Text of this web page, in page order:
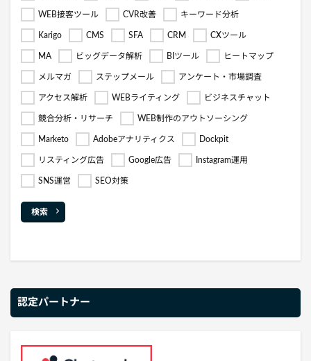
WEB接客ツール CVR改善 キーワード分析
Karigo CMS SFA CRM CXツール
MA ビッグデータ解析 BIツール ヒートマップ
メルマガ ステップメール アンケート・市場調査
アクセス解析 WEBライティング ビジネスチャット
競合分析・リサーチ WEB制作のアウトソーシング
Marketo Adobeアナリティクス Dockpit
リスティング広告 Google広告 Instagram運用
SNS運営 SEO対策
検索
認定パートナー